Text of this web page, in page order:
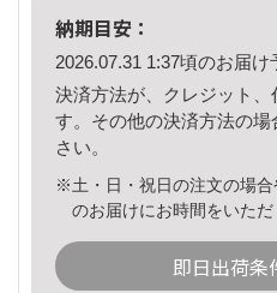
納期目安：
2026.07.31 1:37頃のお届け
決済方法が、クレジット、
す。その他の決済方法の場
さい。
※土・日・祝日の注文の場
のお届けにお時間をいただ
即日出荷条